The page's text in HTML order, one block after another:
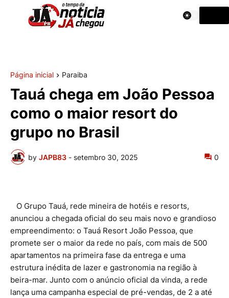
Página inicial Paraiba
Tauá chega em João Pessoa
como o maior resort do
grupo no Brasil
by JAPB83 - setembro 30, 2025 0
O Grupo Tauá, rede mineira de hotéis e resorts,
anunciou a chegada oficial do seu mais novo e grandioso
empreendimento: o Tauá Resort João Pessoa, que
promete ser o maior da rede no país, com mais de 500
apartamentos na primeira fase da entrega e uma
estrutura inédita de lazer e gastronomia na região à
beira-mar. Junto com o anúncio oficial da vinda, a rede
lança uma campanha especial de pré-vendas, de 2 a até